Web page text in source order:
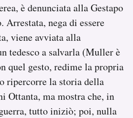
è denunciata alla Gestapo
Arrestata, nega di essere
viene avviata alla
tedesco a salvarla (Muller è
quel gesto, redime la propria
ripercorre la storia della
Ottanta, ma mostra che, in
tutto iniziò; poi, nulla